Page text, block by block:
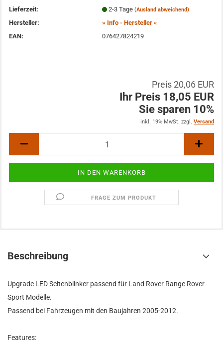
Lieferzeit:
2-3 Tage (Ausland abweichend)
Hersteller:
» Info - Hersteller «
EAN:
076427824219
Preis 20,06 EUR
Ihr Preis 18,05 EUR
Sie sparen 10%
inkl. 19% MwSt. zzgl. Versand
FRAGE ZUM PRODUKT
Beschreibung
Upgrade LED Seitenblinker passend für Land Rover Range Rover
Sport Modelle.
Passend bei Fahrzeugen mit den Baujahren 2005-2012.
Features: